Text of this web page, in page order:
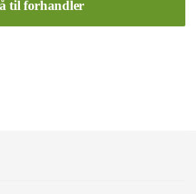
til forhandler